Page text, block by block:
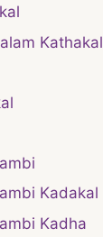
Kathakal
Kadakal
Kadha